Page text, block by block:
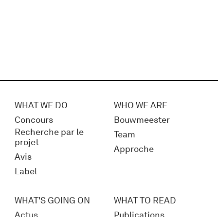
WHAT WE DO
Concours
Recherche par le
projet
Avis
Label
WHO WE ARE
Bouwmeester
Team
Approche
WHAT'S GOING ON
WHAT TO READ